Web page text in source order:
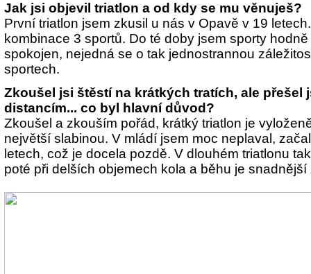
Jak jsi objevil triatlon a od kdy se mu věnuješ?
První triatlon jsem zkusil u nás v Opavě v 19
kombinace 3 sportů. Do té doby jsem sporty
spokojen, nejedná se o tak jednostrannou
sportech.
Zkoušel jsi štěstí na krátkých tratích, ale přešel
distancím... co byl hlavní důvod?
Zkoušel a zkouším pořád, krátký triatlon je
největší slabinou. V mládí jsem moc neplaval,
letech, což je docela pozdě. V dlouhém triatlonu
poté při delších objemech kola a běhu je snadnější